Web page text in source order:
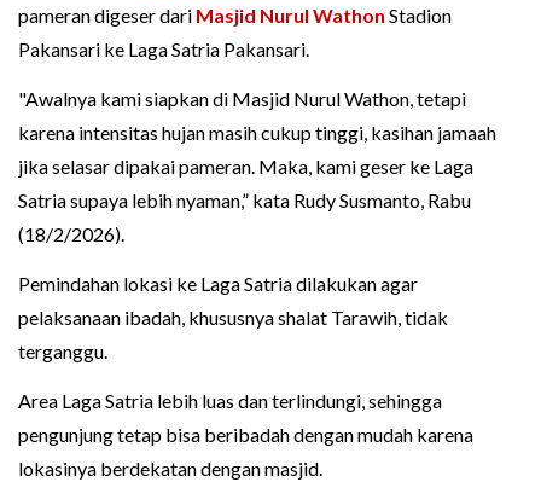
pameran digeser dari Masjid Nurul Wathon Stadion
Pakansari ke Laga Satria Pakansari.
"Awalnya kami siapkan di Masjid Nurul Wathon, tetapi
karena intensitas hujan masih cukup tinggi, kasihan jamaah
jika selasar dipakai pameran. Maka, kami geser ke Laga
Satria supaya lebih nyaman,” kata Rudy Susmanto, Rabu
(18/2/2026).
Pemindahan lokasi ke Laga Satria dilakukan agar
pelaksanaan ibadah, khususnya shalat Tarawih, tidak
terganggu.
Area Laga Satria lebih luas dan terlindungi, sehingga
pengunjung tetap bisa beribadah dengan mudah karena
lokasinya berdekatan dengan masjid.